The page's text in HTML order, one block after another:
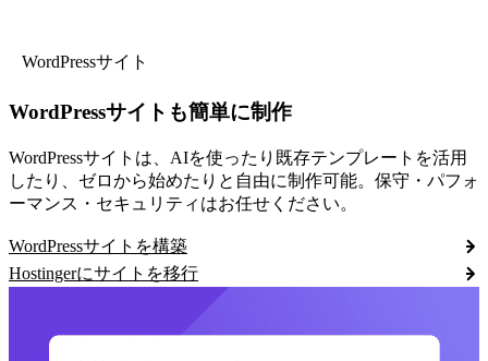
WordPressサイト
WordPressサイトも簡単に制作
WordPressサイトは、AIを使ったり既存テンプレートを活用
したり、ゼロから始めたりと自由に制作可能。保守・パフォ
ーマンス・セキュリティはお任せください。
WordPressサイトを構築
Hostingerにサイトを移行